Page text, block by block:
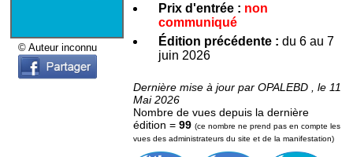
© Auteur inconnu
Prix d'entrée : non
communiqué
Édition précédente : du 6 au 7
juin 2026
Dernière mise à jour par OPALEBD , le 11
Mai 2026
Nombre de vues depuis la dernière
édition = 99 (ce nombre ne prend pas en compte les
vues des administrateurs du site et de la manifestation)